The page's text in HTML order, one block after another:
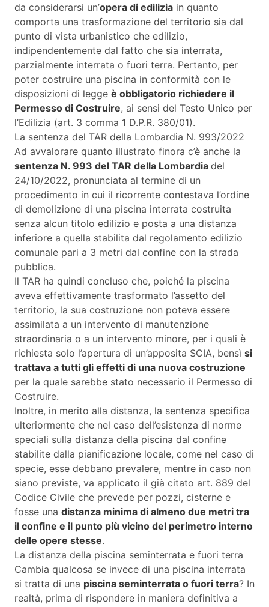
da considerarsi un’opera di edilizia in quanto
comporta una trasformazione del territorio sia dal
punto di vista urbanistico che edilizio,
indipendentemente dal fatto che sia interrata,
parzialmente interrata o fuori terra. Pertanto, per
poter costruire una piscina in conformità con le
disposizioni di legge è obbligatorio richiedere il
Permesso di Costruire, ai sensi del Testo Unico per
l’Edilizia (art. 3 comma 1 D.P.R. 380/01).
La sentenza del TAR della Lombardia N. 993/2022
Ad avvalorare quanto illustrato finora c’è anche la
sentenza N. 993 del TAR della Lombardia del
24/10/2022, pronunciata al termine di un
procedimento in cui il ricorrente contestava l’ordine
di demolizione di una piscina interrata costruita
senza alcun titolo edilizio e posta a una distanza
inferiore a quella stabilita dal regolamento edilizio
comunale pari a 3 metri dal confine con la strada
pubblica.
Il TAR ha quindi concluso che, poiché la piscina
aveva effettivamente trasformato l’assetto del
territorio, la sua costruzione non poteva essere
assimilata a un intervento di manutenzione
straordinaria o a un intervento minore, per i quali è
richiesta solo l’apertura di un’apposita SCIA, bensì si
trattava a tutti gli effetti di una nuova costruzione
per la quale sarebbe stato necessario il Permesso di
Costruire.
Inoltre, in merito alla distanza, la sentenza specifica
ulteriormente che nel caso dell’esistenza di norme
speciali sulla distanza della piscina dal confine
stabilite dalla pianificazione locale, come nel caso di
specie, esse debbano prevalere, mentre in caso non
siano previste, va applicato il già citato art. 889 del
Codice Civile che prevede per pozzi, cisterne e
fosse una distanza minima di almeno due metri tra
il confine e il punto più vicino del perimetro interno
delle opere stesse.
La distanza della piscina seminterrata e fuori terra
Cambia qualcosa se invece di una piscina interrata
si tratta di una piscina seminterrata o fuori terra? In
realtà, prima di rispondere in maniera definitiva a